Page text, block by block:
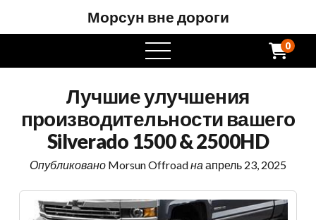
Морсун вне дороги
Открытое
меню
0
Лучшие улучшения
производительности вашего
Silverado 1500 & 2500HD
Опубликовано Morsun Offroadна апрель 23, 2025